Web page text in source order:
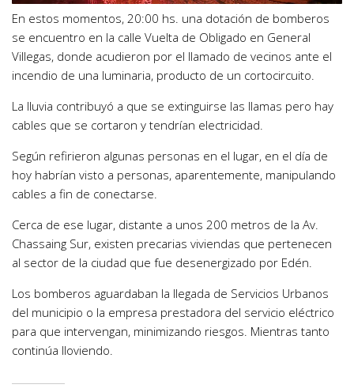
En estos momentos, 20:00 hs. una dotación de bomberos
se encuentro en la calle Vuelta de Obligado en General
Villegas, donde acudieron por el llamado de vecinos ante el
incendio de una luminaria, producto de un cortocircuito.
La lluvia contribuyó a que se extinguirse las llamas pero hay
cables que se cortaron y tendrían electricidad.
Según refirieron algunas personas en el lugar, en el día de
hoy habrían visto a personas, aparentemente, manipulando
cables a fin de conectarse.
Cerca de ese lugar, distante a unos 200 metros de la Av.
Chassaing Sur, existen precarias viviendas que pertenecen
al sector de la ciudad que fue desenergizado por Edén.
Los bomberos aguardaban la llegada de Servicios Urbanos
del municipio o la empresa prestadora del servicio eléctrico
para que intervengan, minimizando riesgos. Mientras tanto
continúa lloviendo.